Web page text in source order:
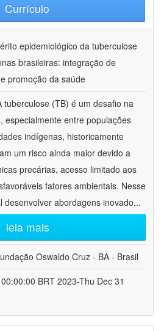
Currículo
epidemiológico da tuberculose
brasileiras: integração de
promoção da saúde
tuberculose (TB) é um desafio na
especialmente entre populações
indígenas, historicamente
um risco ainda maior devido a
precárias, acesso limitado aos
fatores ambientais. Nesse
desenvolver abordagens inovado...
leia mais
Oswaldo Cruz - BA - Brasil
BRT 2023-Thu Dec 31